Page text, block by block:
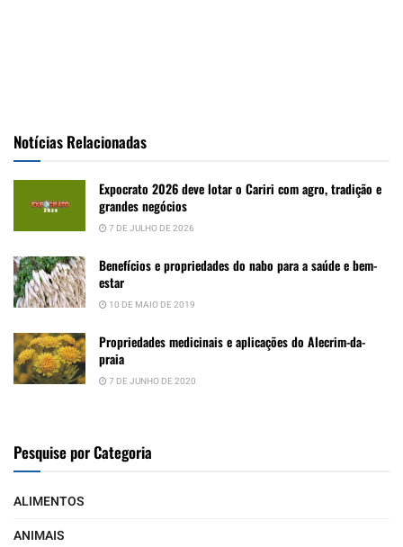
Notícias Relacionadas
Expocrato 2026 deve lotar o Cariri com agro, tradição e
grandes negócios
7 DE JULHO DE 2026
Benefícios e propriedades do nabo para a saúde e bem-
estar
10 DE MAIO DE 2019
Propriedades medicinais e aplicações do Alecrim-da-
praia
7 DE JUNHO DE 2020
Pesquise por Categoria
ALIMENTOS
ANIMAIS